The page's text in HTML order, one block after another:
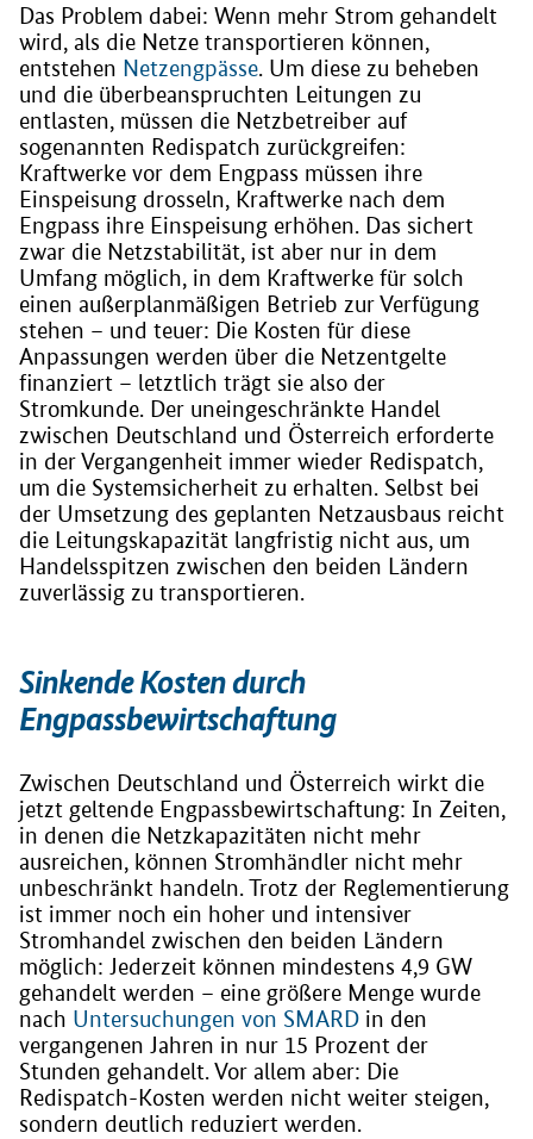
Das Problem dabei: Wenn mehr Strom gehandelt
wird, als die Netze transportieren können,
entstehen Netzengpässe. Um diese zu beheben
und die überbeanspruchten Leitungen zu
entlasten, müssen die Netzbetreiber auf
sogenannten Redispatch zurückgreifen:
Kraftwerke vor dem Engpass müssen ihre
Einspeisung drosseln, Kraftwerke nach dem
Engpass ihre Einspeisung erhöhen. Das sichert
zwar die Netzstabilität, ist aber nur in dem
Umfang möglich, in dem Kraftwerke für solch
einen außerplanmäßigen Betrieb zur Verfügung
stehen – und teuer: Die Kosten für diese
Anpassungen werden über die Netzentgelte
finanziert – letztlich trägt sie also der
Stromkunde. Der uneingeschränkte Handel
zwischen Deutschland und Österreich erforderte
in der Vergangenheit immer wieder Redispatch,
um die Systemsicherheit zu erhalten. Selbst bei
der Umsetzung des geplanten Netzausbaus reicht
die Leitungskapazität langfristig nicht aus, um
Handelsspitzen zwischen den beiden Ländern
zuverlässig zu transportieren.
Sinkende Kosten durch
Engpassbewirtschaftung
Zwischen Deutschland und Österreich wirkt die
jetzt geltende Engpassbewirtschaftung: In Zeiten,
in denen die Netzkapazitäten nicht mehr
ausreichen, können Stromhändler nicht mehr
unbeschränkt handeln. Trotz der Reglementierung
ist immer noch ein hoher und intensiver
Stromhandel zwischen den beiden Ländern
möglich: Jederzeit können mindestens 4,9 GW
gehandelt werden – eine größere Menge wurde
nach Untersuchungen von SMARD in den
vergangenen Jahren in nur 15 Prozent der
Stunden gehandelt. Vor allem aber: Die
Redispatch-Kosten werden nicht weiter steigen,
sondern deutlich reduziert werden.